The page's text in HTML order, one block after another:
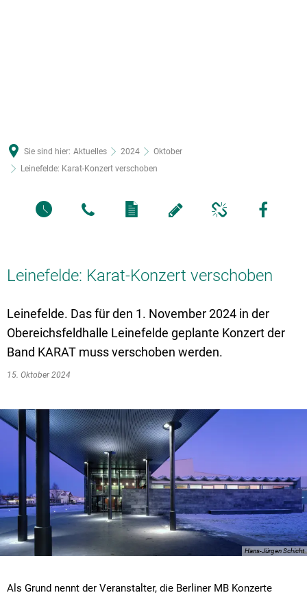
Sie sind hier: Aktuelles 2024
Oktober
Leinefelde: Karat-Konzert verschoben
Leinefelde: Karat-Konzert verschoben
Leinefelde. Das für den 1. November 2024 in der
Obereichsfeldhalle Leinefelde geplante Konzert der
Band KARAT muss verschoben werden.
15. Oktober 2024
Hans-Jürgen Schicht
Als Grund nennt der Veranstalter, die Berliner MB Konzerte